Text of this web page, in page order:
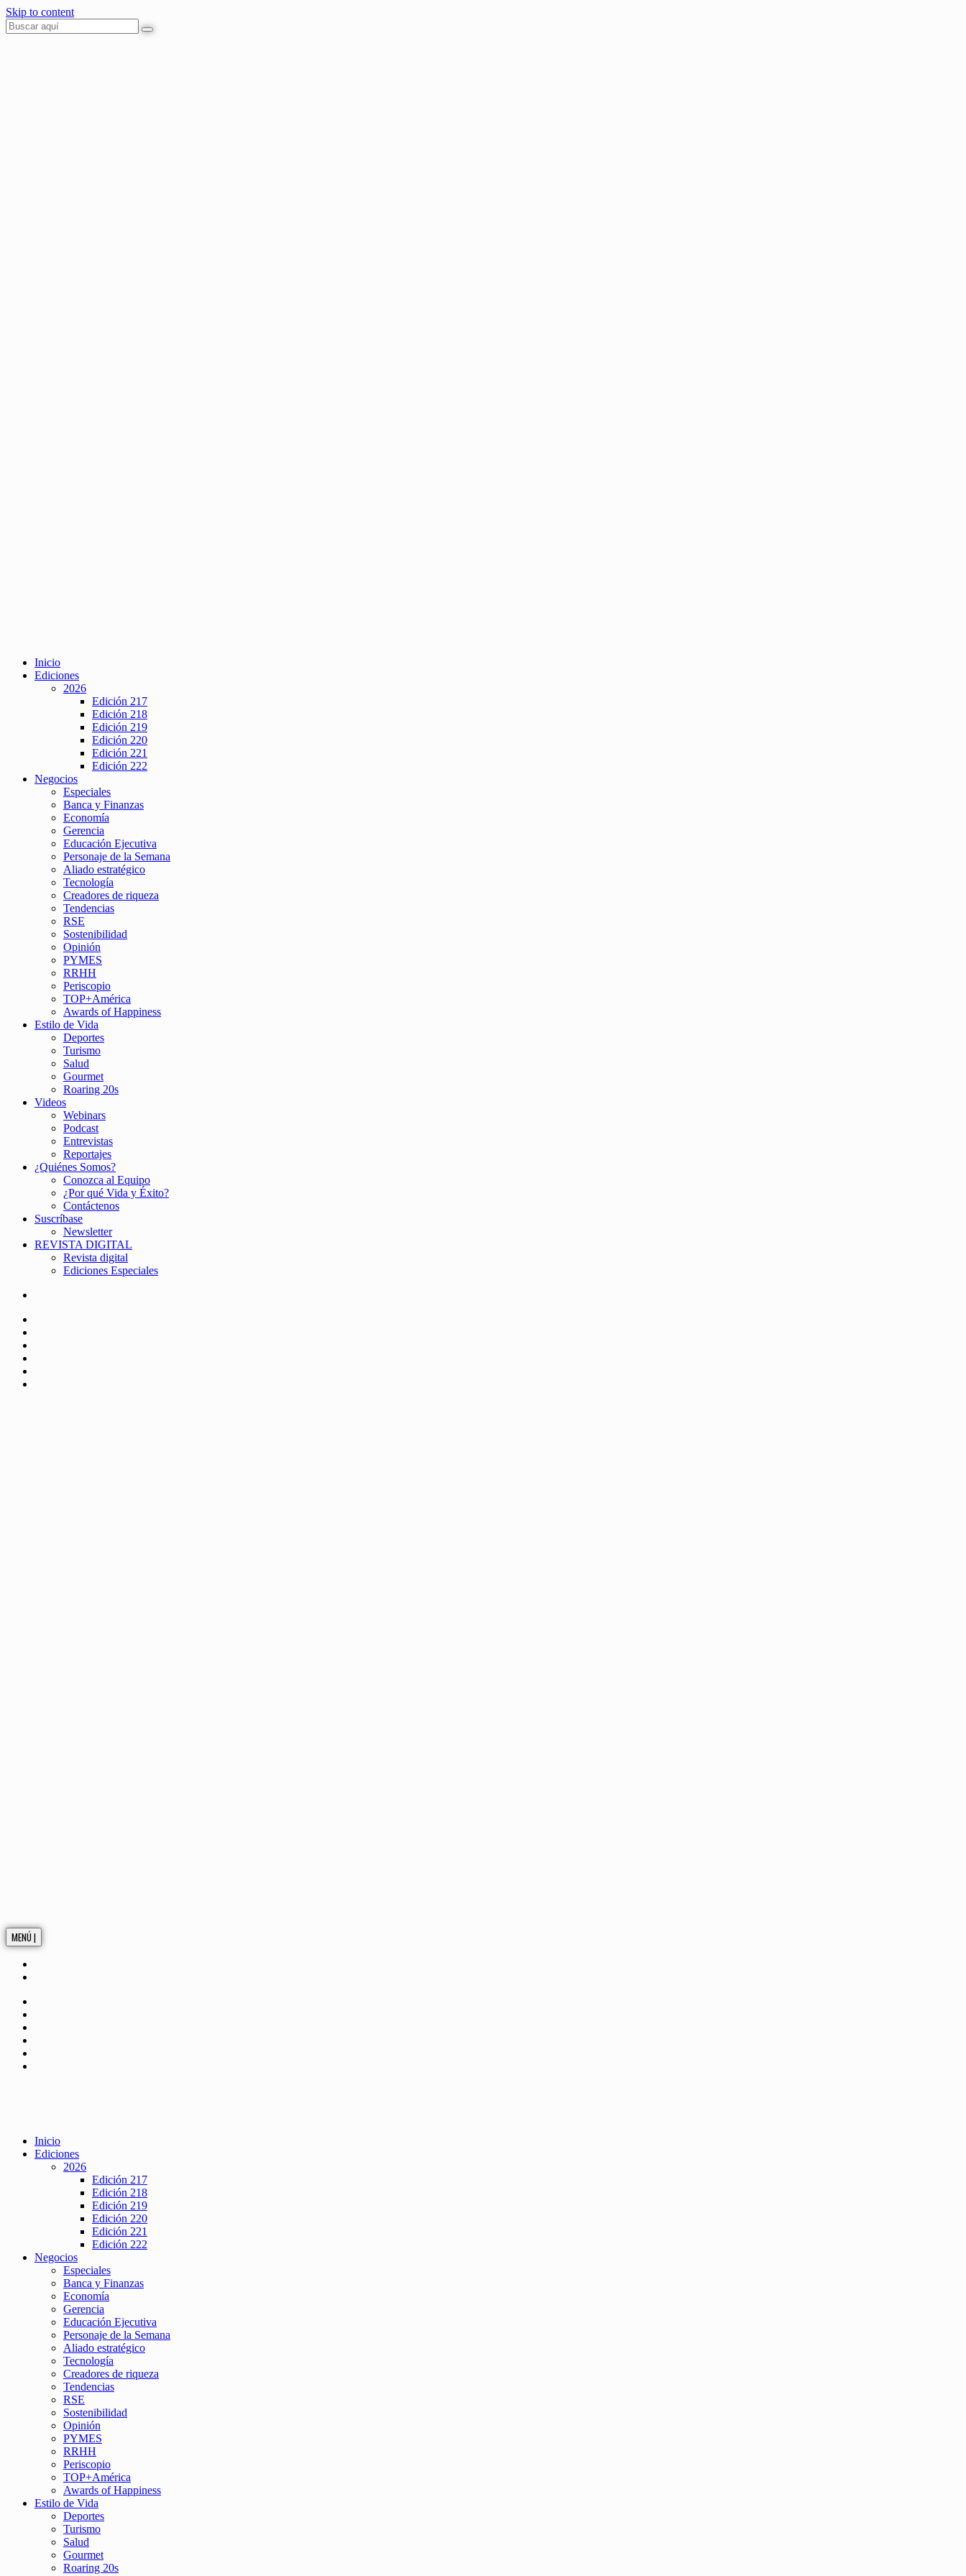
Skip to content
Inicio
Ediciones
2026
Edición 217
Edición 218
Edición 219
Edición 220
Edición 221
Edición 222
Negocios
Especiales
Banca y Finanzas
Economía
Gerencia
Educación Ejecutiva
Personaje de la Semana
Aliado estratégico
Tecnología
Creadores de riqueza
Tendencias
RSE
Sostenibilidad
Opinión
PYMES
RRHH
Periscopio
TOP+América
Awards of Happiness
Estilo de Vida
Deportes
Turismo
Salud
Gourmet
Roaring 20s
Videos
Webinars
Podcast
Entrevistas
Reportajes
¿Quiénes Somos?
Conozca al Equipo
¿Por qué Vida y Éxito?
Contáctenos
Suscríbase
Newsletter
REVISTA DIGITAL
Revista digital
Ediciones Especiales
MENÚ |
Inicio
Ediciones
2026
Edición 217
Edición 218
Edición 219
Edición 220
Edición 221
Edición 222
Negocios
Especiales
Banca y Finanzas
Economía
Gerencia
Educación Ejecutiva
Personaje de la Semana
Aliado estratégico
Tecnología
Creadores de riqueza
Tendencias
RSE
Sostenibilidad
Opinión
PYMES
RRHH
Periscopio
TOP+América
Awards of Happiness
Estilo de Vida
Deportes
Turismo
Salud
Gourmet
Roaring 20s